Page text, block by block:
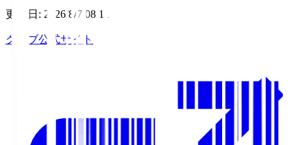
更新日 : 2026/8/7 08:11
クラブ公式サイト